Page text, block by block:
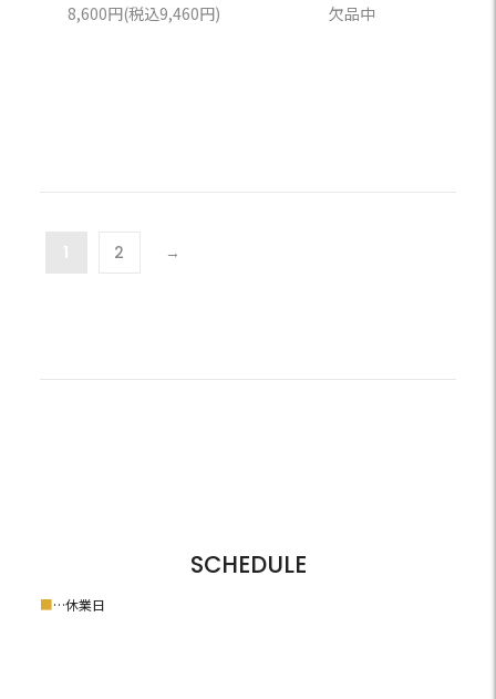
8,600円(税込9,460円) 欠品中
2 →
SCHEDULE
■…休業日